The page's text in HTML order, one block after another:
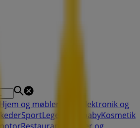
Hjem og møbler
Elektronik og
SportLegetøj og babyKosmetik